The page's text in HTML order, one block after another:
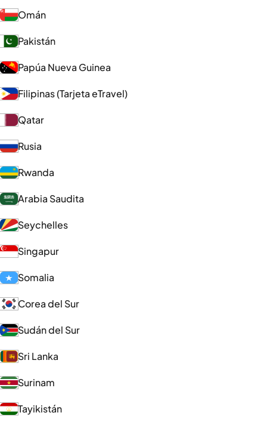
Omán
Pakistán
Papúa Nueva Guinea
Filipinas (Tarjeta eTravel)
Qatar
Rusia
Rwanda
Arabia Saudita
Seychelles
Singapur
Somalia
Corea del Sur
Sudán del Sur
Sri Lanka
Surinam
Tayikistán